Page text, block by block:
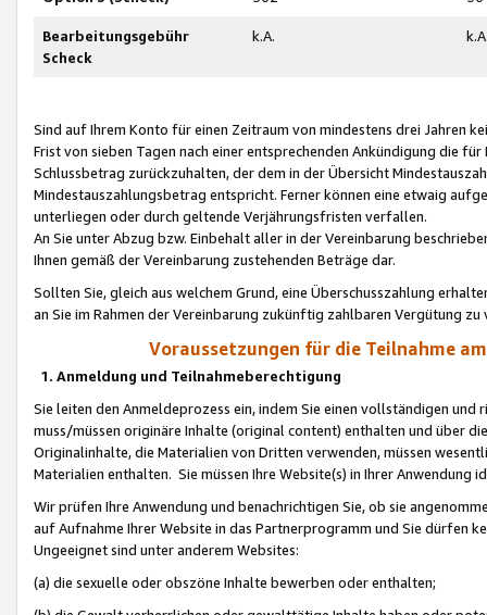
Bearbeitungsgebühr
Scheck
k.A.
Sind auf Ihrem Konto für einen Zeitraum von mindestens drei Jahren
Frist von sieben Tagen nach einer entsprechenden Ankündigung die
Schlussbetrag zurückzuhalten, der dem in der Übersicht
Mindestauszahlungsbetrag entspricht. Ferner können eine etwaig
unterliegen oder durch geltende Verjährungsfristen verfallen.
An Sie unter Abzug bzw. Einbehalt aller in der Vereinbarung
Ihnen gemäß der Vereinbarung zustehenden Beträge dar.
Sollten Sie, gleich aus welchem Grund, eine Überschusszahlung
an Sie im Rahmen der Vereinbarung zukünftig zahlbaren Vergütung zu
Voraussetzungen für die Teilnahme
1. Anmeldung und Teilnahmeberechtigung
Sie leiten den Anmeldeprozess ein, indem Sie einen vollständigen
muss/müssen originäre Inhalte (original content) enthalten und über
Originalinhalte, die Materialien von Dritten verwenden, müssen
Materialien enthalten. Sie müssen Ihre Website(s) in Ihrer Anwendung
Wir prüfen Ihre Anwendung und benachrichtigen Sie, ob sie
auf Aufnahme Ihrer Website in das Partnerprogramm und Sie dürfen
Ungeeignet sind unter anderem Websites:
(a) die sexuelle oder obszöne Inhalte bewerben oder enthalten;